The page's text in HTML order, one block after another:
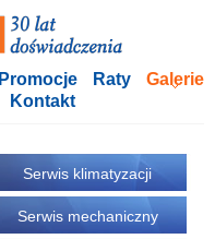
Promocje Raty
Galerie
Kontakt
Serwis klimatyzacji
Serwis mechaniczny